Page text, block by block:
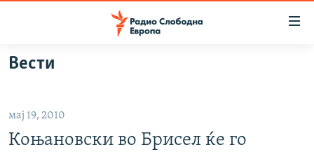
Оди
на
главната
ВИЗУЕЛНО
Вести
мај 19, 2010
Коњановски во Брисел ќе го